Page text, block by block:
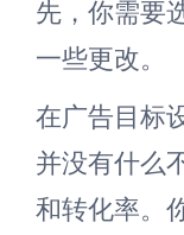
先，你需要
一些更改。
在广告目标
并没有什么
和转化率。